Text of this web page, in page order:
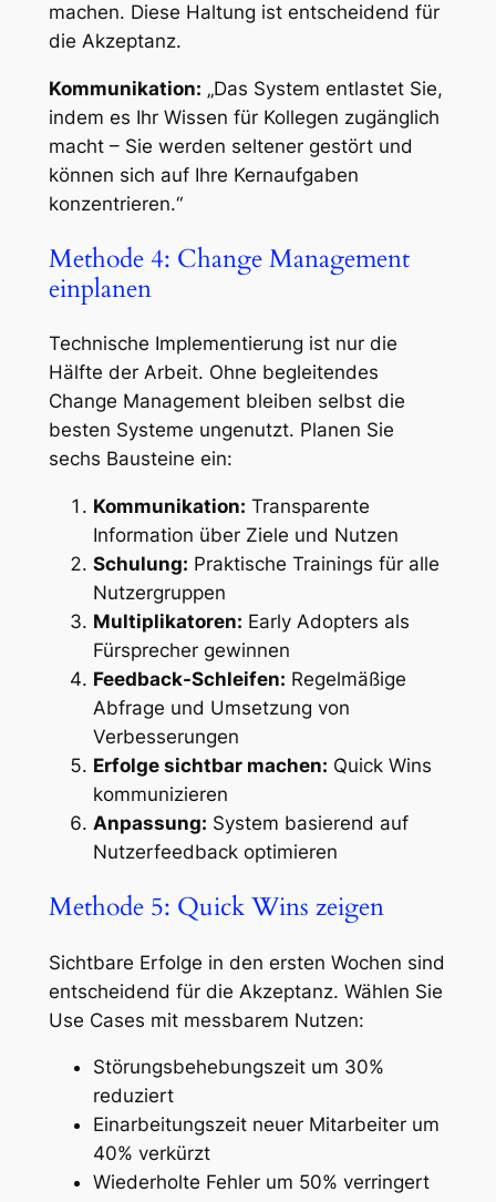
machen. Diese Haltung ist entscheidend für
die Akzeptanz.
Kommunikation: „Das System entlastet Sie,
indem es Ihr Wissen für Kollegen zugänglich
macht – Sie werden seltener gestört und
können sich auf Ihre Kernaufgaben
konzentrieren.“
Methode 4: Change Management
einplanen
Technische Implementierung ist nur die
Hälfte der Arbeit. Ohne begleitendes
Change Management bleiben selbst die
besten Systeme ungenutzt. Planen Sie
sechs Bausteine ein:
Kommunikation: Transparente
Information über Ziele und Nutzen
Schulung: Praktische Trainings für alle
Nutzergruppen
Multiplikatoren: Early Adopters als
Fürsprecher gewinnen
Feedback-Schleifen: Regelmäßige
Abfrage und Umsetzung von
Verbesserungen
Erfolge sichtbar machen: Quick Wins
kommunizieren
Anpassung: System basierend auf
Nutzerfeedback optimieren
Methode 5: Quick Wins zeigen
Sichtbare Erfolge in den ersten Wochen sind
entscheidend für die Akzeptanz. Wählen Sie
Use Cases mit messbarem Nutzen:
Störungsbehebungszeit um 30%
reduziert
Einarbeitungszeit neuer Mitarbeiter um
40% verkürzt
Wiederholte Fehler um 50% verringert